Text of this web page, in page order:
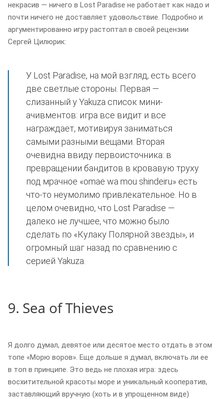
некрасив — ничего в Lost Paradise не работает как надо и
почти ничего не доставляет удовольствие. Подробно и
аргументированно игру растоптал в своей рецензии
Сергей Цилюрик:
У Lost Paradise, на мой взгляд, есть всего
две светлые стороны. Первая —
слизанный у Yakuza список мини-
ачивментов: игра все видит и все
награждает, мотивируя заниматься
самыми разными вещами. Вторая
очевидна ввиду первоисточника: в
превращении бандитов в кровавую труху
под мрачное «omae wa mou shindeiru» есть
что-то неумолимо привлекательное. Но в
целом очевидно, что Lost Paradise —
далеко не лучшее, что можно было
сделать по «Кулаку Полярной звезды», и
огромный шаг назад по сравнению с
серией Yakuza.
9. Sea of Thieves
Я долго думал, девятое или десятое место отдать в этом
топе «Морю воров». Еще дольше я думал, включать ли ее
в топ в принципе. Это ведь не плохая игра: здесь
восхитительной красоты море и уникальный кооператив,
заставляющий вручную (хоть и в упрощенном виде)